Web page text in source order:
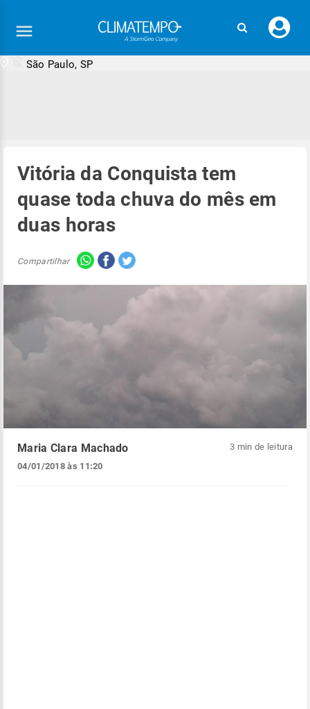
seu
São Paulo, SP
Vitória da Conquista tem
quase toda chuva do mês em
duas horas
Compartilhar
Maria Clara Machado
04/01/2018 às 11:20
3 min de leitura